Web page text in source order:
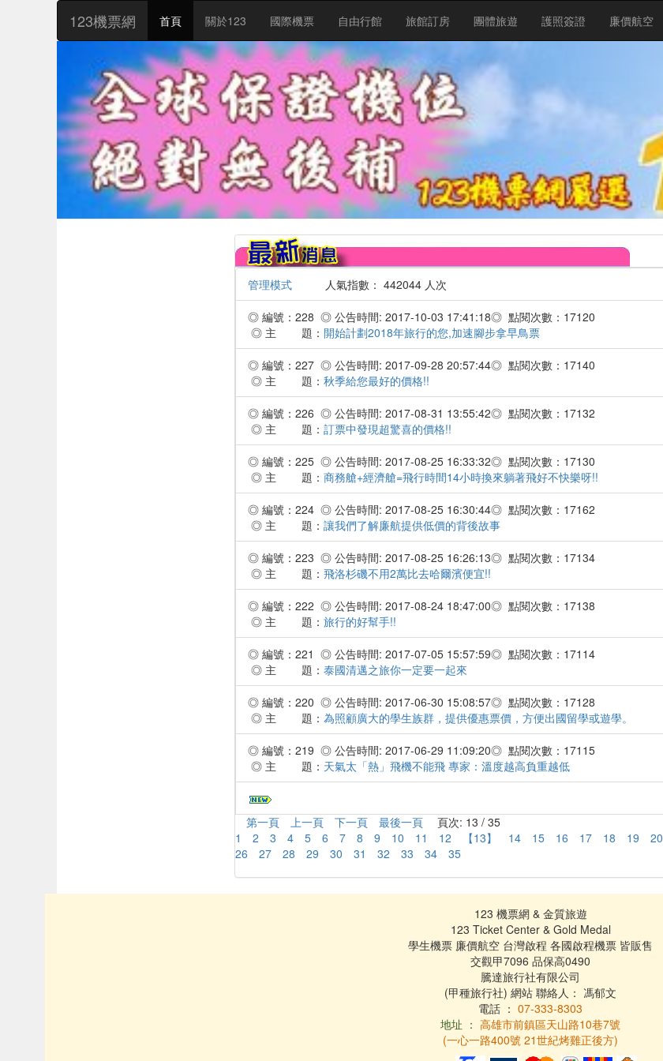
123機票網 首頁 關於123 國際機票 自由行館 旅館訂房 團體旅遊 護照簽證 廉價航空
管理模式 人氣指數： 442044 人次
◎ 編號：228 ◎ 公告時間: 2017-10-03 17:41:18◎ 點閱次數：17120
◎ 主 題： 開始計劃2018年旅行的您,加速腳步拿早鳥票
◎ 編號：227 ◎ 公告時間: 2017-09-28 20:57:44◎ 點閱次數：17140
◎ 主 題： 秋季給您最好的價格!!
◎ 編號：226 ◎ 公告時間: 2017-08-31 13:55:42◎ 點閱次數：17132
◎ 主 題： 訂票中發現超驚喜的價格!!
◎ 編號：225 ◎ 公告時間: 2017-08-25 16:33:32◎ 點閱次數：17130
◎ 主 題： 商務艙+經濟艙=飛行時間14小時換來躺著飛好不快樂呀!!
◎ 編號：224 ◎ 公告時間: 2017-08-25 16:30:44◎ 點閱次數：17162
◎ 主 題： 讓我們了解廉航提供低價的背後故事
◎ 編號：223 ◎ 公告時間: 2017-08-25 16:26:13◎ 點閱次數：17134
◎ 主 題： 飛洛杉磯不用2萬比去哈爾濱便宜!!
◎ 編號：222 ◎ 公告時間: 2017-08-24 18:47:00◎ 點閱次數：17138
◎ 主 題： 旅行的好幫手!!
◎ 編號：221 ◎ 公告時間: 2017-07-05 15:57:59◎ 點閱次數：17114
◎ 主 題： 泰國清邁之旅你一定要一起來
◎ 編號：220 ◎ 公告時間: 2017-06-30 15:08:57◎ 點閱次數：17128
◎ 主 題： 為照顧廣大的學生族群，提供優惠票價，方便出國留學或遊學。
◎ 編號：219 ◎ 公告時間: 2017-06-29 11:09:20◎ 點閱次數：17115
◎ 主 題： 天氣太「熱」飛機不能飛 專家：溫度越高負重越低
第一頁
上一頁 下一頁 最後一頁 頁次: 13 / 35
1
2 3 4 5 6 7 8 9 10 11 12 【13】 14 15 16 17 18 19 20
26
27 28 29 30 31 32 33 34 35
123 機票網 & 金質旅遊
123 Ticket Center & Gold Medal
學生機票 廉價航空 台灣啟程 各國啟程機票 皆販售
交觀甲7096 品保高0490
騰達旅行社有限公司
(甲種旅行社) 網站 聯絡人： 馮郁文
電話 ： 07-333-8303
地址 ： 高雄市前鎮區天山路10巷7號
(一心一路400號 21世紀烤雞正後方)